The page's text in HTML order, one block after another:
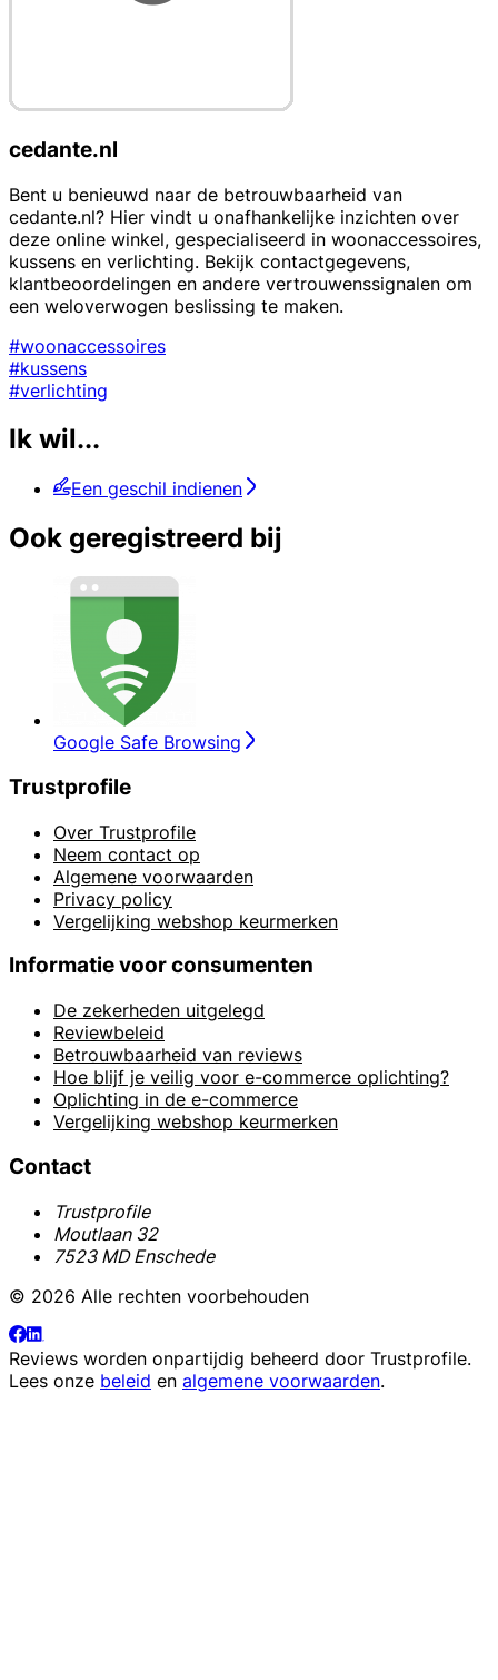
cedante.nl
Bent u benieuwd naar de betrouwbaarheid van
cedante.nl? Hier vindt u onafhankelijke inzichten over
deze online winkel, gespecialiseerd in woonaccessoires,
kussens en verlichting. Bekijk contactgegevens,
klantbeoordelingen en andere vertrouwenssignalen om
een weloverwogen beslissing te maken.
#woonaccessoires
#kussens
#verlichting
Ik wil...
Een geschil indienen
Ook geregistreerd bij
Google Safe Browsing
Trustprofile
Over Trustprofile
Neem contact op
Algemene voorwaarden
Privacy policy
Vergelijking webshop keurmerken
Informatie voor consumenten
De zekerheden uitgelegd
Reviewbeleid
Betrouwbaarheid van reviews
Hoe blijf je veilig voor e-commerce oplichting?
Oplichting in de e-commerce
Vergelijking webshop keurmerken
Contact
Trustprofile
Moutlaan 32
7523 MD Enschede
© 2026 Alle rechten voorbehouden
Reviews worden onpartijdig beheerd door Trustprofile.
Lees onze beleid en algemene voorwaarden.